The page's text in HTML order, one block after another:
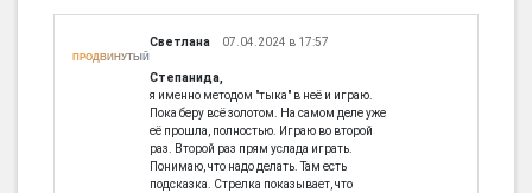
ПРОДВИНУТЫЙ
Светлана 07.04.2024 в 17:57
Степанида,
я именно методом "тыка" в неё и играю.
Пока беру всё золотом. На самом деле уже
её прошла, полностью. Играю во второй
раз. Второй раз прям услада играть.
Понимаю, что надо делать. Там есть
подсказка. Стрелка показывает, что